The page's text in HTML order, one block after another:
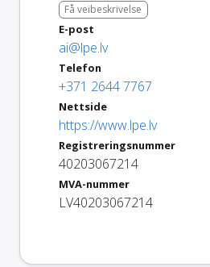
Få veibeskrivelse
E-post
ai@lpe.lv
Telefon
+371 2644 7767
Nettside
https://www.lpe.lv
Registreringsnummer
40203067214
MVA-nummer
LV40203067214